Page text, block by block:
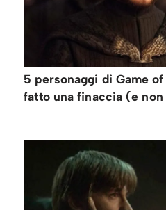
5 personaggi di Game
fatto una finaccia (e